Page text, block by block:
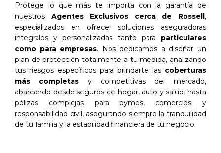
Protege lo que más te importa con la garantía de
nuestros Agentes Exclusivos cerca de Rossell,
especializados en ofrecer soluciones aseguradoras
integrales y personalizadas tanto para particulares
como para empresas. Nos dedicamos a diseñar un
plan de protección totalmente a tu medida, analizando
tus riesgos específicos para brindarte las coberturas
más completas y competitivas del mercado,
abarcando desde seguros de hogar, auto y salud, hasta
pólizas complejas para pymes, comercios y
responsabilidad civil, asegurando siempre la tranquilidad
de tu familia y la estabilidad financiera de tu negocio.